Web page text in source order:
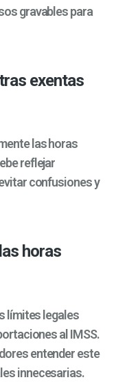
gravables para
exentas
las horas
reflejar
confusiones y
horas
límites legales
al IMSS.
entender este
innecesarias.